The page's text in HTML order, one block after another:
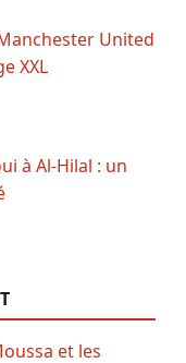
United
XXL
à Al-Hilal : un
et les